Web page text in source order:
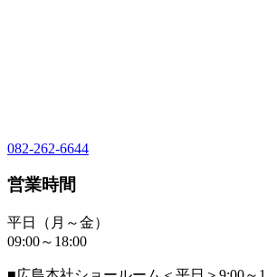
082-262-6644
営業時間
平日（月～金）
09:00～18:00